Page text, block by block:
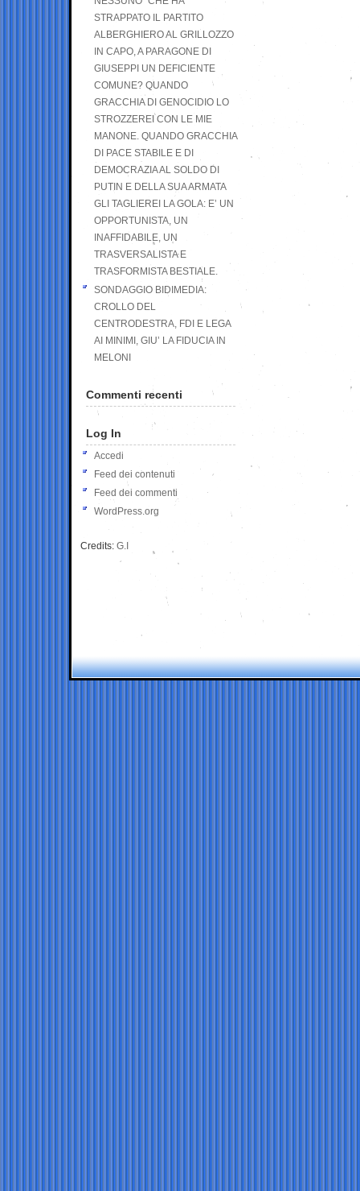
STRAPPATO IL PARTITO
ALBERGHIERO AL GRILLOZZO
IN CAPO, A PARAGONE DI
GIUSEPPI UN DEFICIENTE
COMUNE? QUANDO
GRACCHIA DI GENOCIDIO LO
STROZZEREI CON LE MIE
MANONE. QUANDO GRACCHIA
DI PACE STABILE E DI
DEMOCRAZIA AL SOLDO DI
PUTIN E DELLA SUA ARMATA
GLI TAGLIEREI LA GOLA: E’ UN
OPPORTUNISTA, UN
INAFFIDABILE, UN
TRASVERSALISTA E
TRASFORMISTA BESTIALE.
SONDAGGIO BIDIMEDIA:
CROLLO DEL
CENTRODESTRA, FDI E LEGA
AI MINIMI, GIU’ LA FIDUCIA IN
MELONI
Commenti recenti
Log In
Accedi
Feed dei contenuti
Feed dei commenti
WordPress.org
Credits: G.I